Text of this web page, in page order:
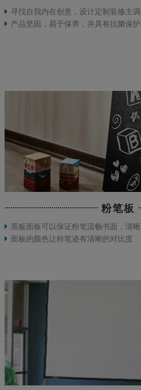
寻找自我内在创意，设计定制装修主调
产品坚固，易于保养，并具有抗菌保
粉笔板
黑板面板可以保证粉笔流畅书面，清
面板的颜色让粉笔迹有清晰的对比度